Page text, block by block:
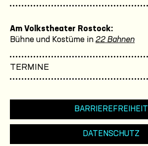
Am Volkstheater Rostock:
Bühne und Kostüme in 22 Bahnen
TERMINE
BARRIEREFREIHEIT
DATENSCHUTZ